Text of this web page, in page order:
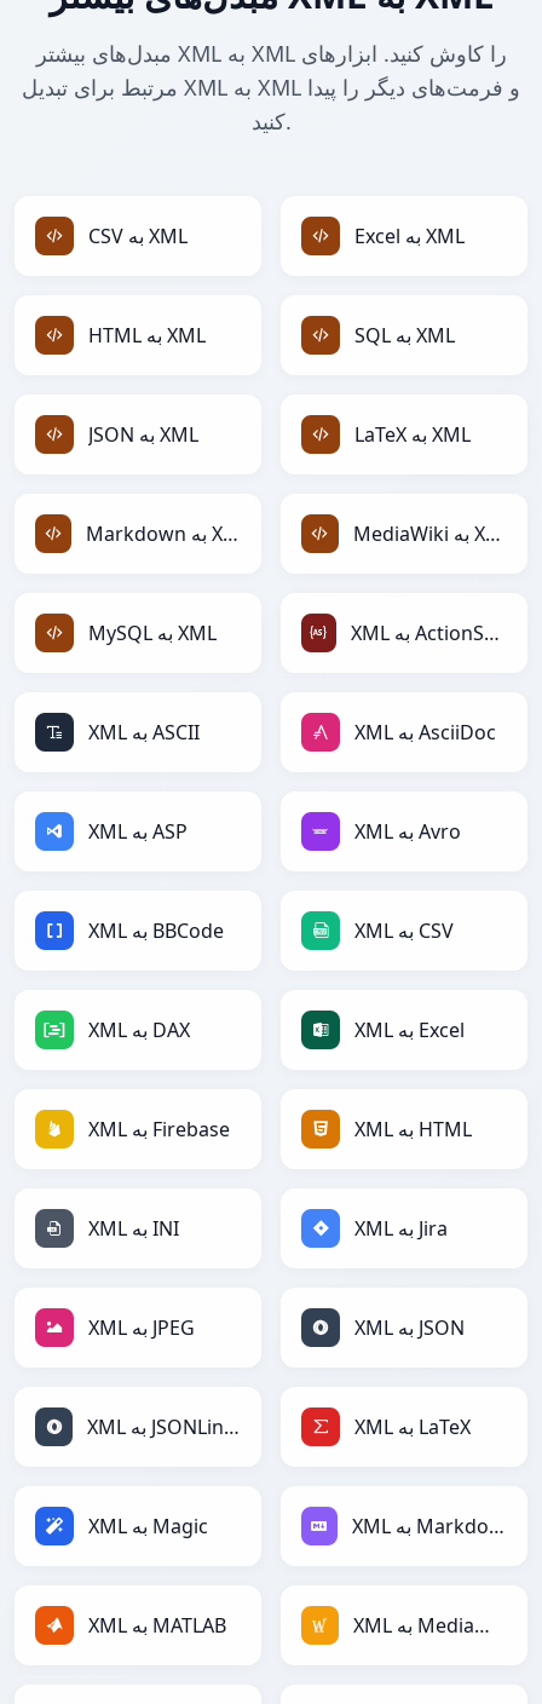
مبدل‌های بیشتر XML به XML را کاوش کنید. ابزارهای
مرتبط برای تبدیل XML به XML و فرمت‌های دیگر را پیدا
کنید.
CSV به XML Excel به XML
HTML به XML SQL به XML
JSON به XML LaTeX به XML
Markdown به XML MediaWiki به XML
MySQL به XML XML به ActionScript
XML به ASCII XML به AsciiDoc
XML به ASP XML به Avro
XML به BBCode XML به CSV
XML به DAX XML به Excel
XML به Firebase XML به HTML
XML به INI XML به Jira
XML به JPEG XML به JSON
XML به JSONLines XML به LaTeX
XML به Magic XML به Markdown
XML به MATLAB XML به MediaWiki